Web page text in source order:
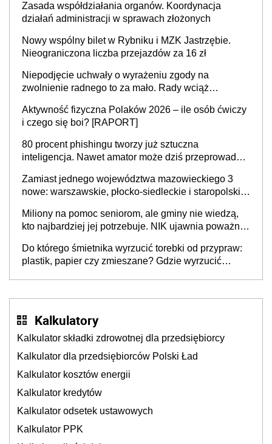
Zasada współdziałania organów. Koordynacja
działań administracji w sprawach złożonych
Nowy wspólny bilet w Rybniku i MZK Jastrzębie.
Nieograniczona liczba przejazdów za 16 zł
Niepodjęcie uchwały o wyrażeniu zgody na
zwolnienie radnego to za mało. Rady wciąż
sprawy
Aktywność fizyczna Polaków 2026 – ile osób ćwiczy
i czego się boi? [RAPORT]
80 procent phishingu tworzy już sztuczna
inteligencja. Nawet amator może dziś przeprowadzić
Zamiast jednego województwa mazowieckiego 3
nowe: warszawskie, płocko-siedleckie i staropolskie.
stołecznych
Miliony na pomoc seniorom, ale gminy nie wiedzą,
kto najbardziej jej potrzebuje. NIK ujawnia poważną
Do którego śmietnika wyrzucić torebki od przypraw:
plastik, papier czy zmieszane? Gdzie wyrzucić
Kalkulatory
Kalkulator składki zdrowotnej dla przedsiębiorcy
Kalkulator dla przedsiębiorców Polski Ład
Kalkulator kosztów energii
Kalkulator kredytów
Kalkulator odsetek ustawowych
Kalkulator PPK